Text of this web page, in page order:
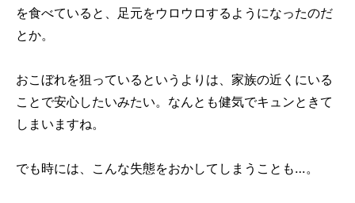
を食べていると、足元をウロウロするようになったのだ
とか。
おこぼれを狙っているというよりは、家族の近くにいる
ことで安心したいみたい。なんとも健気でキュンときて
しまいますね。
でも時には、こんな失態をおかしてしまうことも…。